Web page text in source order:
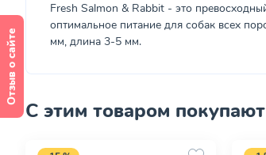
Fresh Salmon & Rabbit - это
оптимальное питание для собак всех
мм, длина 3-5 мм.
С этим товаром покупают
Отзыв о сайте